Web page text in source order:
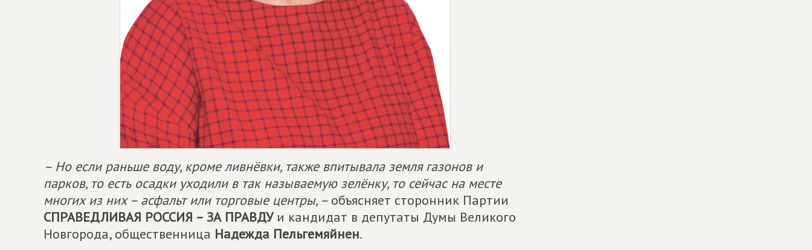
– Но если раньше воду, кроме ливнёвки, также впитывала земля газонов и
парков, то есть осадки уходили в так называемую зелёнку, то сейчас на месте
многих из них – асфальт или торговые центры, – объясняет сторонник Партии
СПРАВЕДЛИВАЯ РОССИЯ – ЗА ПРАВДУи кандидат в депутаты Думы Великого
Новгорода, общественница Надежда Пельгемяйнен.